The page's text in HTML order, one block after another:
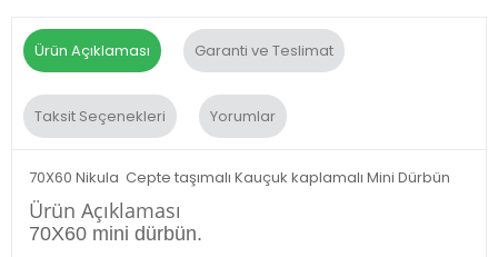
Ürün Açıklaması Garanti ve Teslimat
Taksit Seçenekleri Yorumlar
70X60 Nikula Cepte taşımalı Kauçuk kaplamalı Mini Dürbün
Ürün Açıklaması
70X60 mini dürbün.